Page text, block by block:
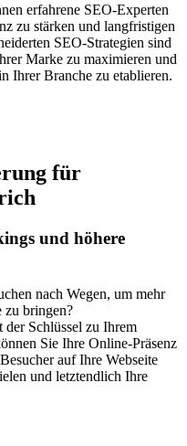
erfahrene SEO-Experten
zu stärken und langfristigen
SEO-Strategien sind
Marke zu maximieren und
Ihrer Branche zu etablieren.
für
und höhere
nach Wegen, um mehr
zu bringen?
der Schlüssel zu Ihrem
Sie Ihre Online-Präsenz
auf Ihre Webseite
und letztendlich Ihre